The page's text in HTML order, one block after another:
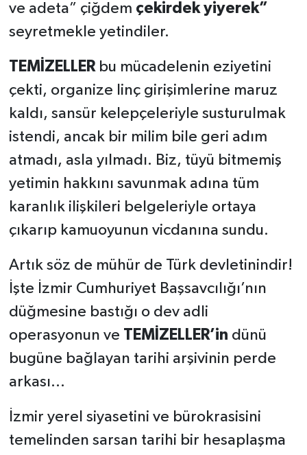
ve adeta” çiğdem çekirdek yiyerek”
seyretmekle yetindiler.
TEMİZELLERbu mücadelenin eziyetini
çekti, organize linç girişimlerine maruz
kaldı, sansür kelepçeleriyle susturulmak
istendi, ancak bir milim bile geri adım
atmadı, asla yılmadı. Biz, tüyü bitmemiş
yetimin hakkını savunmak adına tüm
karanlık ilişkileri belgeleriyle ortaya
çıkarıp kamuoyunun vicdanına sundu.
Artık söz de mühür de Türk devletinindir!
İşte İzmir Cumhuriyet Başsavcılığı’nın
düğmesine bastığı o dev adli
operasyonun ve TEMİZELLER’in dünü
bugüne bağlayan tarihi arşivinin perde
arkası...
İzmir yerel siyasetini ve bürokrasisini
temelinden sarsan tarihi bir hesaplaşma